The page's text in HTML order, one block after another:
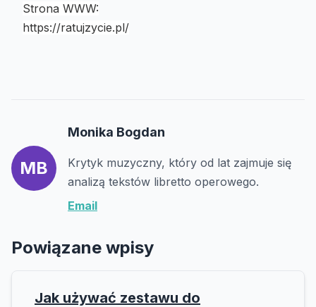
Strona WWW:
https://ratujzycie.pl/
MB
Monika Bogdan
Krytyk muzyczny, który od lat zajmuje się
analizą tekstów libretto operowego.
Email
Powiązane wpisy
Jak używać zestawu do